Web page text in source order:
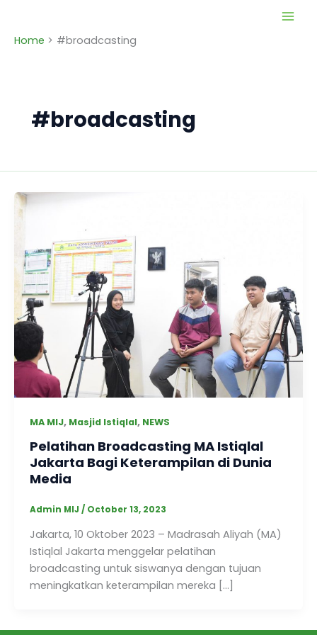
content
Home #broadcasting
#broadcasting
MA MIJ, Masjid Istiqlal, NEWS
Pelatihan Broadcasting MA Istiqlal
Jakarta Bagi Keterampilan di Dunia
Media
Admin MIJ / October 13, 2023
Jakarta, 10 Oktober 2023 – Madrasah Aliyah (MA)
Istiqlal Jakarta menggelar pelatihan
broadcasting untuk siswanya dengan tujuan
meningkatkan keterampilan mereka […]